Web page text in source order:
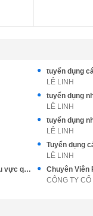
tuyển dụng
LÊ LINH
tuyển dụng
LÊ LINH
tuyển dụng
LÊ LINH
Tuyển dụng
LÊ LINH
Tuyển dụng cán bộ pháp lý xác minh thông tin khu vực quảng nam
Chuyên Viên
CÔNG TY